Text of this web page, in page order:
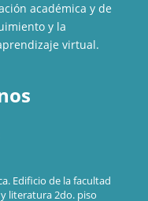
académica y de
y la
virtual.
Edificio de la facultad
literatura 2do. piso